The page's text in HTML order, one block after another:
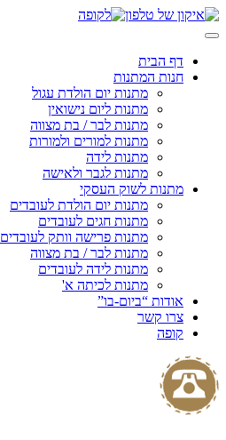
Skip
to
דף הבית
חנות המתנות
מתנות יום הולדת עגול
מתנות ליום נישואין
מתנות לבר / בת מצווה
מתנות למורים ולמורות
מתנות לידה
מתנות לגבר ולאישה
מתנות לשוק העסקי
מתנות יום הולדת לעובדים
מתנות חגים לעובדים
מתנות פרישה וותק לעובדים
מתנות לבר / בת מצווה
מתנות לידה לעובדים
מתנות לכיתה א'
אודות “ביום-בו”
צרו קשר
קופה